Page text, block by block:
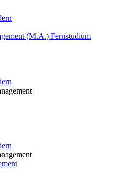
(M.A.) Fernstudium